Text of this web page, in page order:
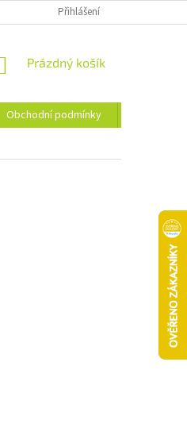
Přihlášení
NÁKUPNÍ
Prázdný košík
Obchodní podmínky